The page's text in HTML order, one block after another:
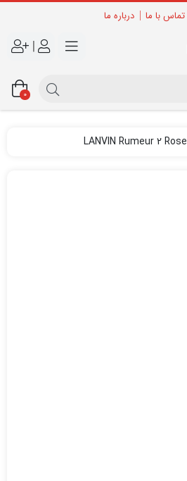
تماس با ما درباره ما
|
0
LANVIN Rumeur 2 Rose